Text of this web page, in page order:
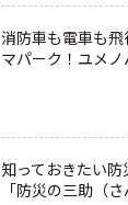
消防車も電車も
マパーク！ユメ
知っておきたい防
「防災の三助（